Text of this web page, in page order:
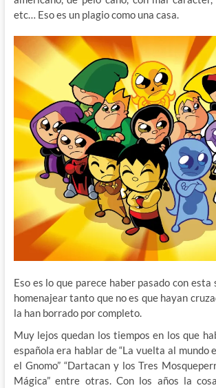
etc… Eso es un plagio como una casa.
Eso es lo que parece haber pasado con esta
homenajear tanto que no es que hayan
la han borrado por completo.
Muy lejos quedan los tiempos en los que
española era hablar de “La vuelta al mundo
el Gnomo” “Dartacan y los Tres
Mágica” entre otras. Con los años la